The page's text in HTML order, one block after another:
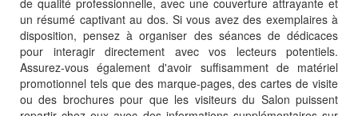
un résumé captivant au dos. Si vous avez des exemplaires à
disposition, pensez à organiser des séances de dédicaces
pour interagir directement avec vos lecteurs potentiels.
Assurez-vous également d'avoir suffisamment de matériel
promotionnel tels que des marque-pages, des cartes de visite
ou des brochures pour que les visiteurs du Salon puissent